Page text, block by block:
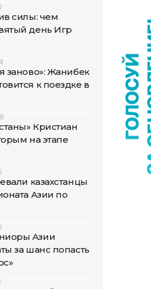
силы: чем
день Игр
заново»: Жанибек
к поездке в
Кристиан
на этапе
казахстанцы
Азии по
Азии
за шанс попасть